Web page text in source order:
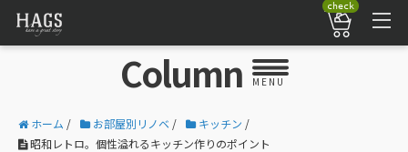
check
Column MENU
ホーム / お部屋別リノベ / キッチン /
昭和レトロ。個性溢れるキッチン作りのポイント